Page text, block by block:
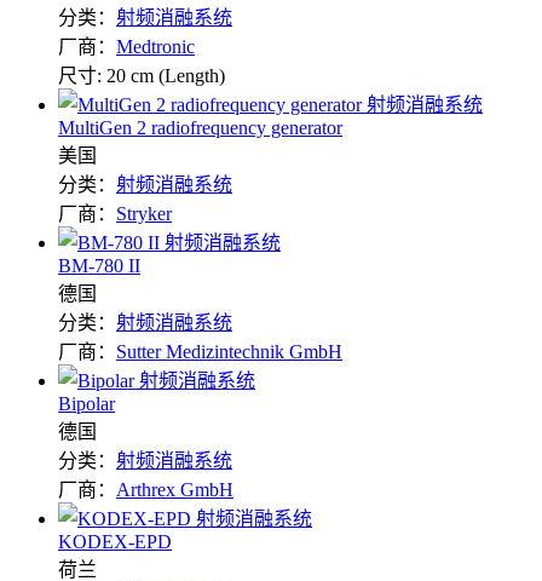
分类： 射频消融系统
厂商： Medtronic
尺寸: 20 cm (Length)
MultiGen 2 radiofrequency generator
美国
分类： 射频消融系统
厂商： Stryker
BM-780 II
德国
分类： 射频消融系统
厂商： Sutter Medizintechnik GmbH
Bipolar
德国
分类： 射频消融系统
厂商： Arthrex GmbH
KODEX-EPD
荷兰